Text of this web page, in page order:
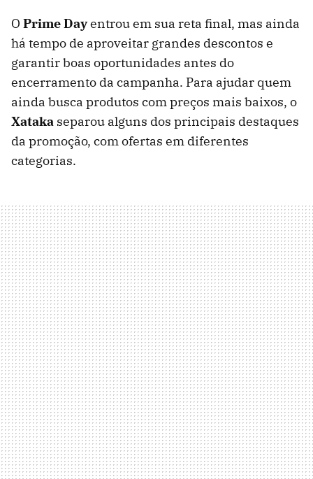
O Prime Dayentrou em sua reta final, mas ainda
há tempo de aproveitar grandes descontos e
garantir boas oportunidades antes do
encerramento da campanha. Para ajudar quem
ainda busca produtos com preços mais baixos, o
Xataka separou alguns dos principais destaques
da promoção, com ofertas em diferentes
categorias.